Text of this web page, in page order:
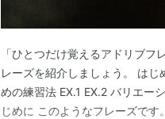
「ひとつだけ覚えるアドリブ
レーズを紹介しましょう。 は
めの練習法 EX.1 EX.2 バリエー
じめに このようなフレーズで